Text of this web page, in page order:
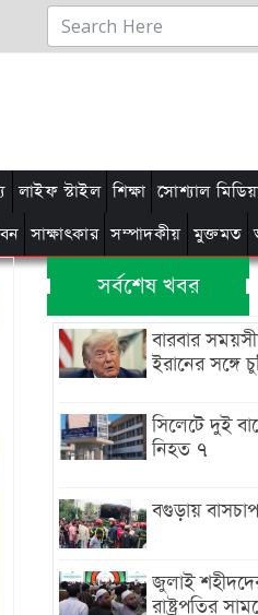
লাইফ স্টাইল শিক্ষা সোশ্যাল
সাক্ষাৎকার সম্পাদকীয় মুক্তমত
সর্বশেষ খবর
বারবার
ইরানের সঙ্গে
সিলেটে দুই
নিহত ৭
বগুড়ায়
জুলাই
রাষ্ট্রপতির